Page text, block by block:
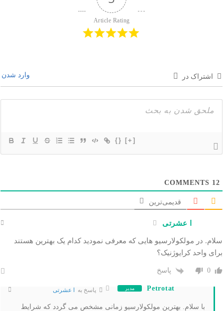
Article Rating
اشتراک در وارد شدن
{} [+]
12
قدیمی‌ترین
ا عشرتی
سلام. در مولکولارسیو هایی که معرفی نمودید کدام یک بهترین هستند
برای واحد کرایوژنیک؟
0 پاسخ
Petrotat مدیر پاسخ به ا عشرتی
با سلام. بهترین مولکولارسیو زمانی مشخص می گردد که شرایط